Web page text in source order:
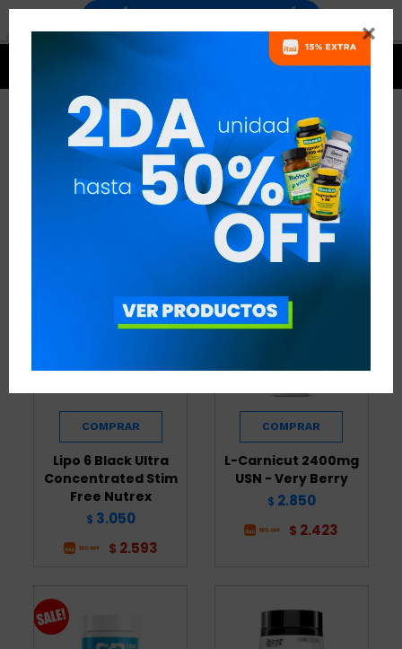

QUEMADORES
RECOMENDADOS
Lipo 6 Black Ultra
Concentrated Stim
Free Nutrex
$ 3.050
$ 2.593
L-Carnicut 2400mg
USN - Very Berry
$ 2.850
$ 2.423